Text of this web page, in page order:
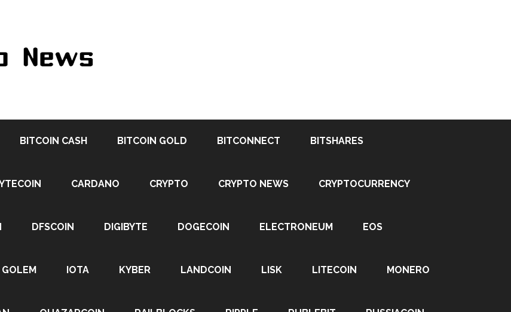
BITCOIN CASH BITCOIN GOLD BITCONNECT BITSHARES
CARDANO CRYPTO CRYPTO NEWS CRYPTOCURRENCY
DFSCOIN DIGIBYTE DOGECOIN ELECTRONEUM EOS
GOLEM IOTA KYBER LANDCOIN LISK LITECOIN MONERO